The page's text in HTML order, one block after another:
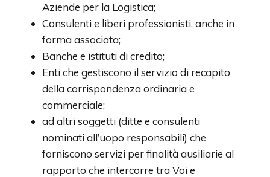
Aziende per la Logistica;
Consulenti e liberi professionisti, anche in
forma associata;
Banche e istituti di credito;
Enti che gestiscono il servizio di recapito
della corrispondenza ordinaria e
commerciale;
ad altri soggetti (ditte e consulenti
nominati all’uopo responsabili) che
forniscono servizi per finalità ausiliarie al
rapporto che intercorre tra Voi e